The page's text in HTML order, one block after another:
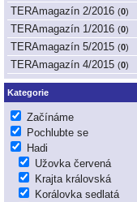
TERAmagazín 2/2016 (0)
TERAmagazín 1/2016 (0)
TERAmagazín 5/2015 (0)
TERAmagazín 4/2015 (0)
Kategorie
Začínáme
Pochlubte se
Hadi
Užovka červená
Krajta královská
Korálovka sedlatá